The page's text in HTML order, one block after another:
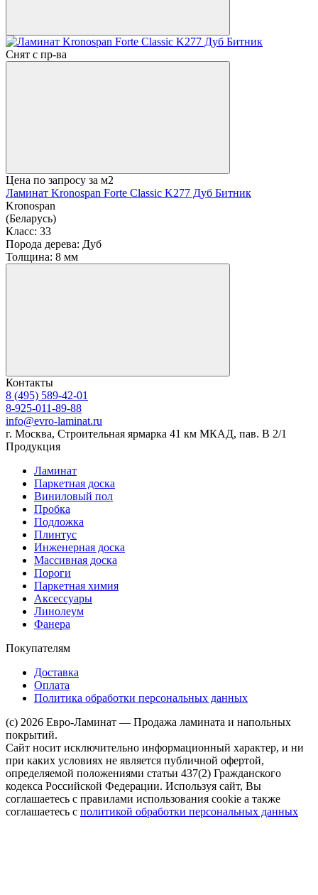
Снят с пр-ва
Цена по запросу за м2
Ламинат Kronospan Forte Classic K277 Дуб Битник
Kronospan
(Беларусь)
Класс: 33
Порода дерева: Дуб
Толщина: 8 мм
Контакты
8 (495) 589-42-01
8-925-011-89-88
info@evro-laminat.ru
г. Москва, Строительная ярмарка 41 км МКАД, пав. В 2/1
Продукция
Ламинат
Паркетная доска
Виниловый пол
Пробка
Подложка
Плинтус
Инженерная доска
Массивная доска
Пороги
Паркетная химия
Аксессуары
Линолеум
Фанера
Покупателям
Доставка
Оплата
Политика обработки персональных данных
(c) 2026 Евро-Ламинат — Продажа ламината и напольных
покрытий.
Сайт носит исключительно информационный характер, и ни
при каких условиях не является публичной офертой,
определяемой положениями статьи 437(2) Гражданского
кодекса Российской Федерации. Используя сайт, Вы
соглашаетесь с правилами использования cookie а также
соглашаетесь с политикой обработки персональных данных